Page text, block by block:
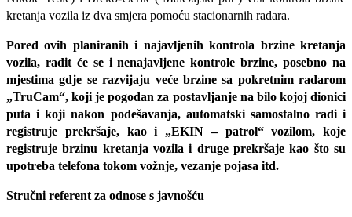
kretanja vozila iz dva smjera pomoću stacionarnih radara.
Pored ovih planiranih i najavljenih kontrola brzine kretanja
vozila, radit će se i nenajavljene kontrole brzine, posebno na
mjestima gdje se razvijaju veće brzine sa pokretnim radarom
„TruCam“, koji je pogodan za postavljanje na bilo kojoj dionici
puta i koji nakon podešavanja, automatski samostalno radi i
registruje prekršaje, kao i „EKIN – patrol“ vozilom, koje
registruje brzinu kretanja vozila i druge prekršaje kao što su
upotreba telefona tokom vožnje, vezanje pojasa itd.
Stručni referent za odnose s javnošću